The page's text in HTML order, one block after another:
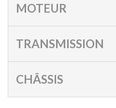
MOTEUR
TRANSMISSION
CHÂSSIS